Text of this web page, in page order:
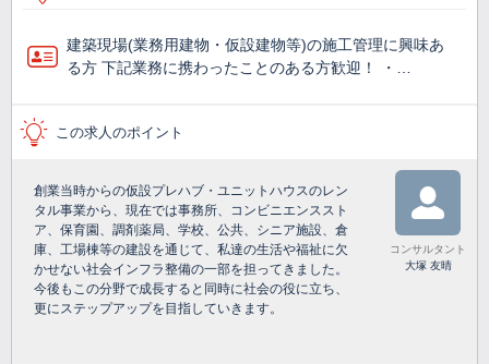
建築現場(業務用建物・仮設建物等)の施工管理に興味あ
る方 下記業務に携わったことのある方歓迎！ ・…
この求人のポイント
創業当時からの仮設プレハブ・ユニットハウスのレン
タル事業から、現在では事務所、コンビニエンススト
ア、保育園、調剤薬局、学校、公共、シニア施設、倉
庫、工場棟等の建設を通じて、私達の生活や福祉に欠
かせない社会インフラ整備の一部を担ってきました。
今後もこの分野で成長すると同時に社会の役に立ち、
更にステップアップを目指していきます。
コンサルタント
大塚 友晴